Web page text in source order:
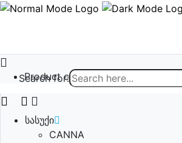
Search for:
Product categories
სასუქი
CANNA